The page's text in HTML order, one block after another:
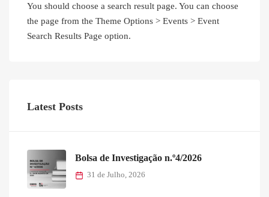
You should choose a search result page. You can choose
the page from the Theme Options > Events > Event
Search Results Page option.
Latest Posts
Bolsa de Investigação n.º4/2026
31 de Julho, 2026